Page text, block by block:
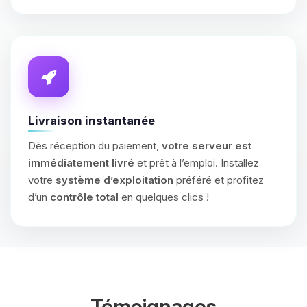
Livraison instantanée
Dès réception du paiement, votre serveur est
immédiatement livré et prêt à l’emploi. Installez
votre système d’exploitation préféré et profitez
d’un contrôle total en quelques clics !